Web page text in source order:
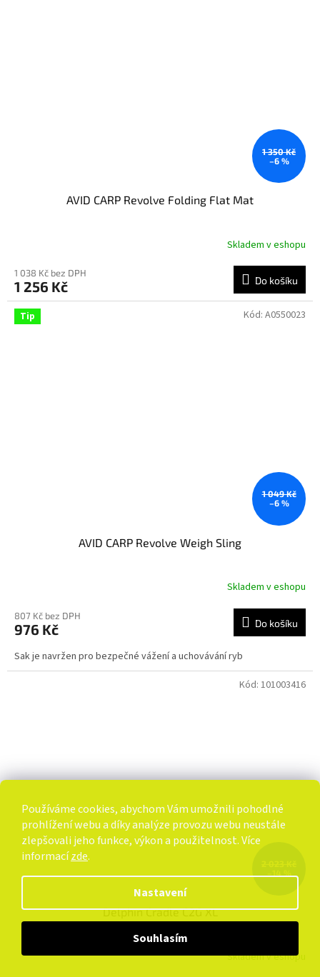
Používáme cookies, abychom Vám umožnili pohodlné
prohlížení webu a díky analýze provozu webu neustále
zlepšovali jeho funkce, výkon a použitelnost. Více
informacízde.
Nastavení
Souhlasím
1 350 Kč
–6 %
AVID CARP Revolve Folding Flat Mat
Skladem v eshopu
1 038 Kč bez DPH
1 256 Kč Do košíku
Tip
1 049 Kč
–6 %
AVID CARP Revolve Weigh Sling
Skladem v eshopu
807 Kč bez DPH
976 Kč Do košíku
Sak je navržen pro bezpečné vážení a uchovávání ryb
Kód: A0550023
Delphin Cradle C2G XL
Skladem v eshopu
Kód: 101003416